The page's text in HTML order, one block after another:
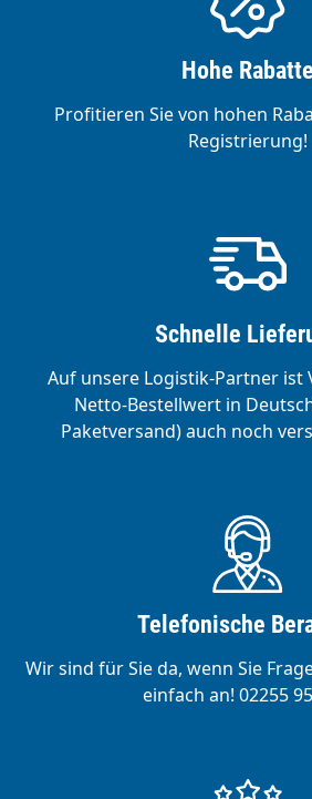
Hohe Rabatte
Profitieren Sie von hohen
Registrierung!
Schnelle
Auf unsere Logistik-Partner ist
Netto-Bestellwert in
Paketversand) auch noch
Telefonische
Wir sind für Sie da, wenn Sie
einfach an! 02255